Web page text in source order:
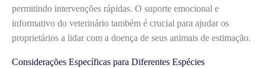
permitindo intervenções rápidas. O suporte emocional e
informativo do veterinário também é crucial para ajudar os
proprietários a lidar com a doença de seus animais de estimação.
Considerações Específicas para Diferentes Espécies